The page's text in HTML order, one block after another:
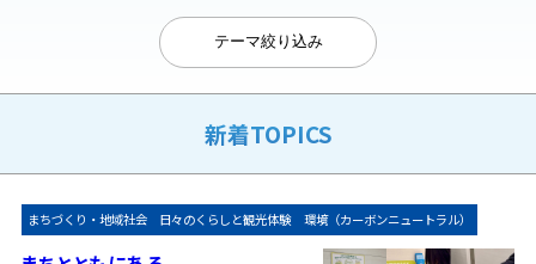
テーマ絞り込み
新着TOPICS
まちづくり・地域社会 日々のくらしと観光体験 環境（カーボンニュートラル）